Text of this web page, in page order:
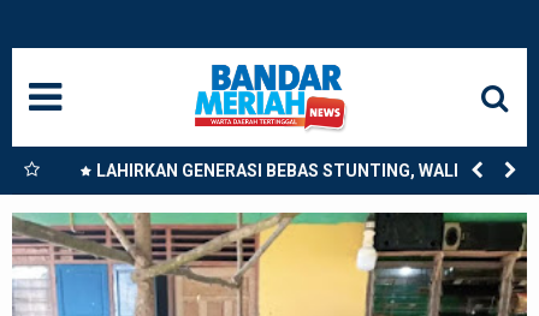
LAHIRKAN GENERASI BEBAS STUNTING, WALI KOTA
TEBING TINGGI DORONG OPTIMALISASI SP3 CATIN
NASIONAL
SUMUT
MEDAN
LANGKAT